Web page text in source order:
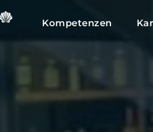
Kompetenzen